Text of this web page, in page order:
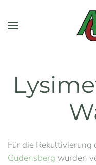
Skip to main
Für die Rekultivierung
Gudensberg wurden